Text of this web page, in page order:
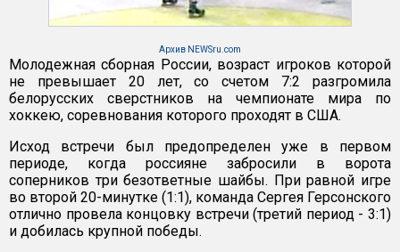
Архив NEWSru.com
Молодежная сборная России, возраст игроков которой
не превышает 20 лет, со счетом 7:2 разгромила
белорусских сверстников на чемпионате мира по
хоккею, соревнования которого проходят в США.
Исход встречи был предопределен уже в первом
периоде, когда россияне забросили в ворота
соперников три безответные шайбы. При равной игре
во второй 20-минутке (1:1), команда Сергея Герсонского
отлично провела концовку встречи (третий период - 3:1)
и добилась крупной победы.